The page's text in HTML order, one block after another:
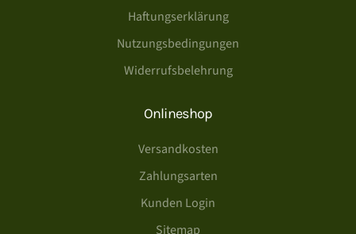
Haftungserklärung
Nutzungsbedingungen
Widerrufsbelehrung
Onlineshop
Versandkosten
Zahlungsarten
Kunden Login
Sitemap